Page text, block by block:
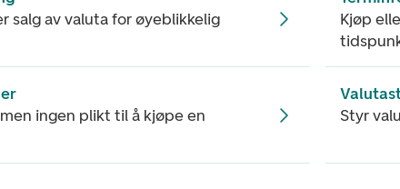
salg av valuta for øyeblikkelig
Kjøp
ingen plikt til å kjøpe en
Styr